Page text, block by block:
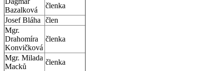
Bazalková
členka
Josef Bláha
člen
Mgr.
Drahomíra
Konvičková
členka
Mgr. Milada
Macků
členka